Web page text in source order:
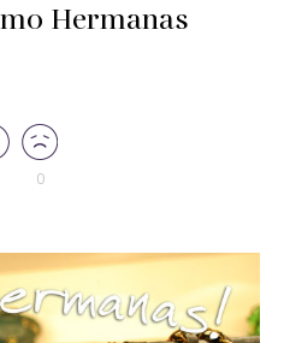
Hermanas
0